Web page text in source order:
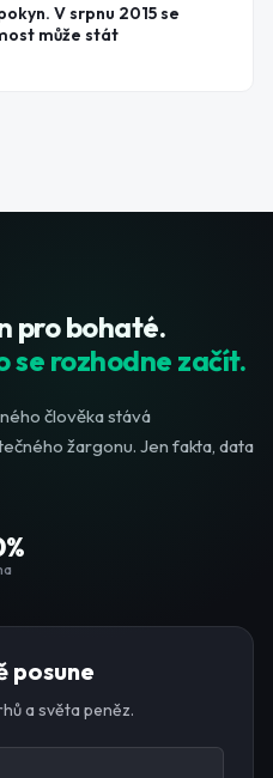
V srpnu 2015 se
může stát
pro bohaté.
se rozhodne začít.
člověka stává
žargonu. Jen fakta, data
posune
a světa peněz.